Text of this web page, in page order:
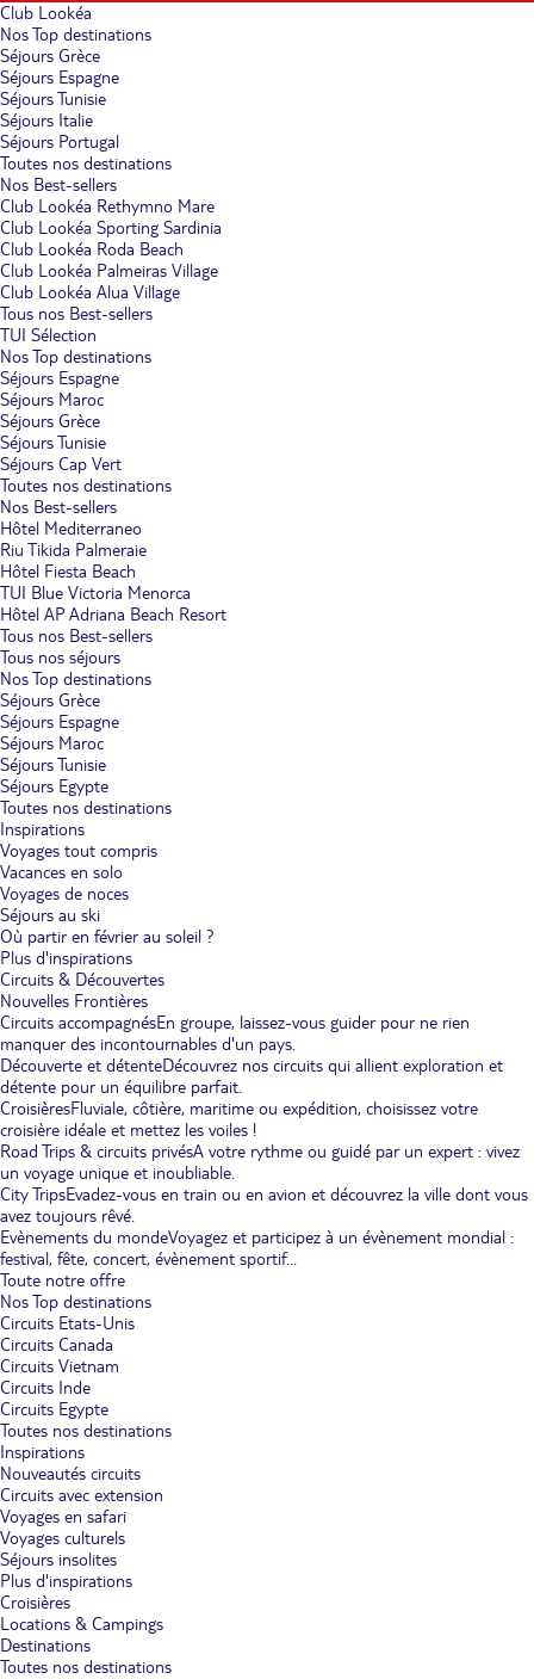
Club Lookéa
Nos Top destinations
Séjours Grèce
Séjours Espagne
Séjours Tunisie
Séjours Italie
Séjours Portugal
Toutes nos destinations
Nos Best-sellers
Club Lookéa Rethymno Mare
Club Lookéa Sporting Sardinia
Club Lookéa Roda Beach
Club Lookéa Palmeiras Village
Club Lookéa Alua Village
Tous nos Best-sellers
TUI Sélection
Nos Top destinations
Séjours Espagne
Séjours Maroc
Séjours Grèce
Séjours Tunisie
Séjours Cap Vert
Toutes nos destinations
Nos Best-sellers
Hôtel Mediterraneo
Riu Tikida Palmeraie
Hôtel Fiesta Beach
TUI Blue Victoria Menorca
Hôtel AP Adriana Beach Resort
Tous nos Best-sellers
Tous nos séjours
Nos Top destinations
Séjours Grèce
Séjours Espagne
Séjours Maroc
Séjours Tunisie
Séjours Egypte
Toutes nos destinations
Inspirations
Voyages tout compris
Vacances en solo
Voyages de noces
Séjours au ski
Où partir en février au soleil ?
Plus d'inspirations
Circuits & Découvertes
Nouvelles Frontières
Circuits accompagnésEn groupe, laissez-vous guider pour ne rien
manquer des incontournables d'un pays.
Découverte et détenteDécouvrez nos circuits qui allient exploration et
détente pour un équilibre parfait.
CroisièresFluviale, côtière, maritime ou expédition, choisissez votre
croisière idéale et mettez les voiles !
Road Trips & circuits privésA votre rythme ou guidé par un expert : vivez
un voyage unique et inoubliable.
City TripsEvadez-vous en train ou en avion et découvrez la ville dont vous
avez toujours rêvé.
Evènements du mondeVoyagez et participez à un évènement mondial :
festival, fête, concert, évènement sportif...
Toute notre offre
Nos Top destinations
Circuits Etats-Unis
Circuits Canada
Circuits Vietnam
Circuits Inde
Circuits Egypte
Toutes nos destinations
Inspirations
Nouveautés circuits
Circuits avec extension
Voyages en safari
Voyages culturels
Séjours insolites
Plus d'inspirations
Croisières
Locations & Campings
Destinations
Toutes nos destinations